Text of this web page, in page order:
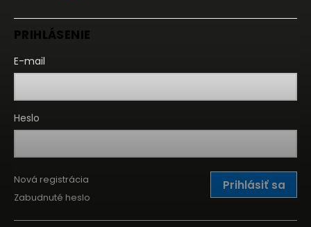
PRIHLÁSENIE
E-mail
Heslo
Prihlásiť sa
Nová registrácia
Zabudnuté heslo